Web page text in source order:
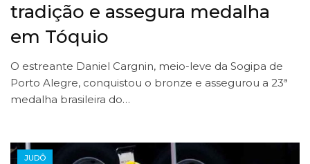
tradição e assegura medalha
em Tóquio
O estreante Daniel Cargnin, meio-leve da Sogipa de
Porto Alegre, conquistou o bronze e assegurou a 23ª
medalha brasileira do…
JUDÔ